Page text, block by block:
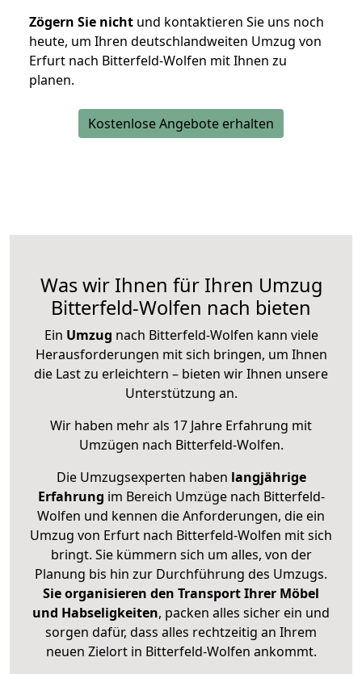
Zögern Sie nicht und kontaktieren Sie uns noch
heute, um Ihren deutschlandweiten Umzug von
Erfurt nach Bitterfeld-Wolfen mit Ihnen zu
planen.
Kostenlose Angebote erhalten
Was wir Ihnen für Ihren Umzug
Bitterfeld-Wolfen nach bieten
Ein Umzug nach Bitterfeld-Wolfen kann viele
Herausforderungen mit sich bringen, um Ihnen
die Last zu erleichtern – bieten wir Ihnen unsere
Unterstützung an.
Wir haben mehr als 17 Jahre Erfahrung mit
Umzügen nach Bitterfeld-Wolfen.
Die Umzugsexperten haben langjährige
Erfahrung im Bereich Umzüge nach Bitterfeld-
Wolfen und kennen die Anforderungen, die ein
Umzug von Erfurt nach Bitterfeld-Wolfen mit sich
bringt. Sie kümmern sich um alles, von der
Planung bis hin zur Durchführung des Umzugs.
Sie organisieren den Transport Ihrer Möbel
und Habseligkeiten, packen alles sicher ein und
sorgen dafür, dass alles rechtzeitig an Ihrem
neuen Zielort in Bitterfeld-Wolfen ankommt.